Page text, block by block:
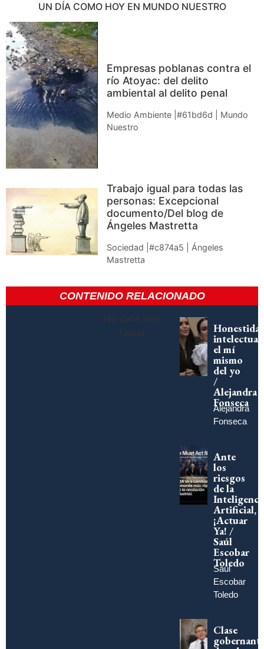
UN DÍA COMO HOY EN MUNDO NUESTRO
Empresas poblanas contra el
río Atoyac: del delito
ambiental al delito penal
Medio Ambiente |#61bd6d | Mundo
Nuestro
Trabajo igual para todas las
personas: Excepcional
documento/Del blog de
Ángeles Mastretta
Sociedad |#c874a5 | Ángeles
Mastretta
CONTENIDO RELACIONADO
No data was
found
intelectual:
el mí
mismo
del yo
/
Alejandra
Fonseca
Alejandra
Fonseca
Ante
los
riesgos
de la
Artificial,
¡Actuar
Ya! /
Saúl
Escobar
Toledo
Saúl
Escobar
Toledo
Clase